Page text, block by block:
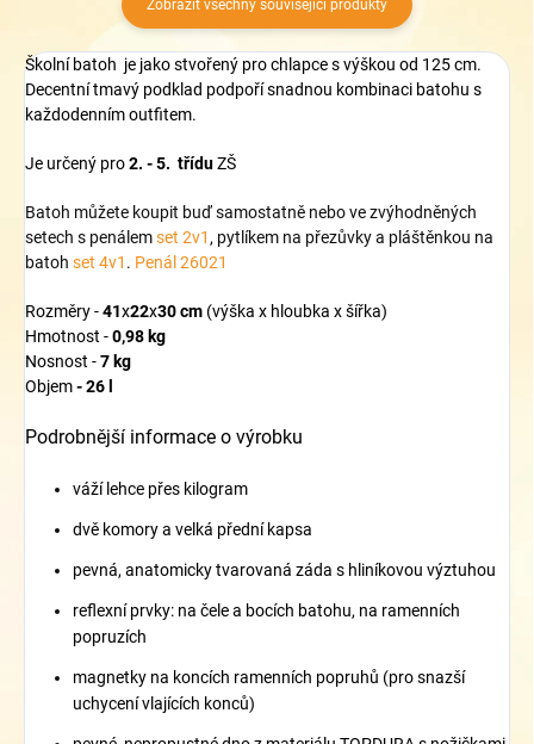
Zobrazit všechny související produkty
Školní batoh je jako stvořený pro chlapce s výškou od 125 cm.
Decentní tmavý podklad podpoří snadnou kombinaci batohu s
každodenním outfitem.
Je určený pro2. - 5. tříduZŠ
Batoh můžete koupit buď samostatně nebo ve zvýhodněných
setech s penálemset 2v1 , pytlíkem na přezůvky a pláštěnkou na
batoh set 4v1 . Penál 26021
Rozměry -41x22x30cm (výška x hloubka x šířka)
Hmotnost -0,98 kg
Nosnost -7 kg
Objem- 26 l
Podrobnější informace o výrobku
váží lehce přes kilogram
dvě komory a velká přední kapsa
pevná, anatomicky tvarovaná záda s hliníkovou výztuhou
reflexní prvky: na čele a bocích batohu, na ramenních
popruzích
magnetky na koncích ramenních popruhů (pro snazší
uchycení vlajících konců)